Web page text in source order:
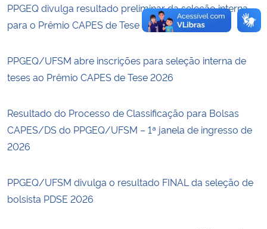
Planalto
PPGEQ divulga resultado preliminar da seleção interna
para o Prêmio CAPES de Tese 2026
PPGEQ/UFSM abre inscrições para seleção interna de
teses ao Prêmio CAPES de Tese 2026
Resultado do Processo de Classificação para Bolsas
CAPES/DS do PPGEQ/UFSM – 1ª janela de ingresso de
2026
PPGEQ/UFSM divulga o resultado FINAL da seleção de
bolsista PDSE 2026